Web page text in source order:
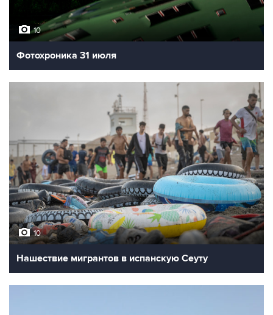
10
Фотохроника 31 июля
10
Нашествие мигрантов в испанскую Сеуту